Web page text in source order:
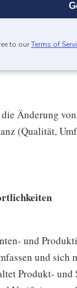
to ourTerms of
Änderung
(Qualität,
und
und
Produkt-